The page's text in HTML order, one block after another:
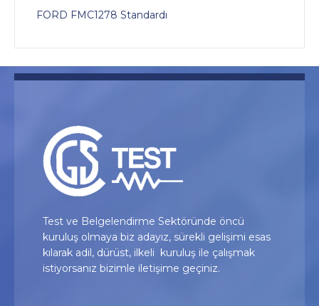
FORD FMC1278 Standardı
Test ve Belgelendirme Sektöründe öncü
kuruluş olmaya biz adayız, sürekli gelişimi esas
kılarak adil, dürüst, ilkeli kuruluş ile çalışmak
istiyorsanız bizimle iletişime geçiniz.